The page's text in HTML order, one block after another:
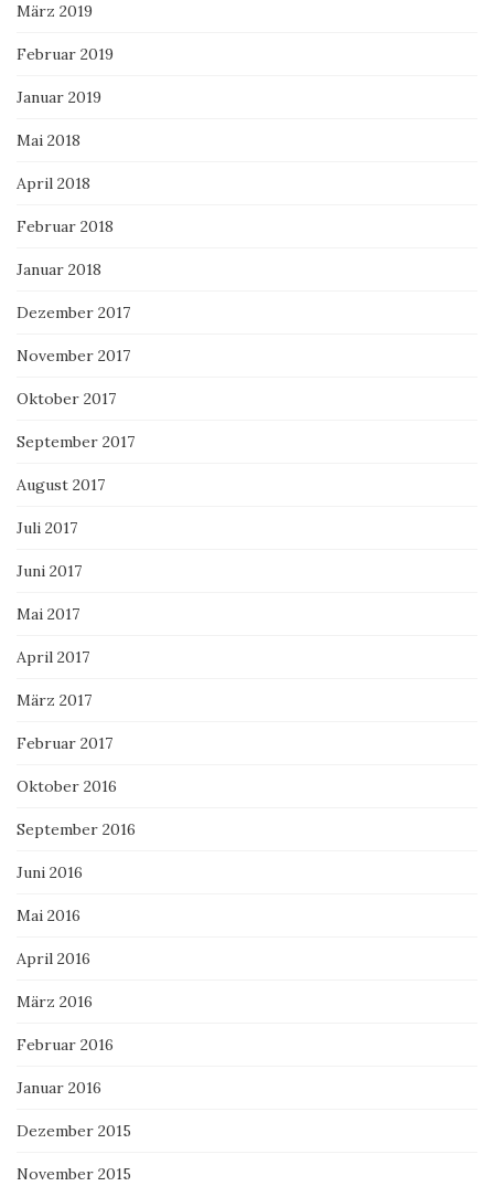
März 2019
Februar 2019
Januar 2019
Mai 2018
April 2018
Februar 2018
Januar 2018
Dezember 2017
November 2017
Oktober 2017
September 2017
August 2017
Juli 2017
Juni 2017
Mai 2017
April 2017
März 2017
Februar 2017
Oktober 2016
September 2016
Juni 2016
Mai 2016
April 2016
März 2016
Februar 2016
Januar 2016
Dezember 2015
November 2015